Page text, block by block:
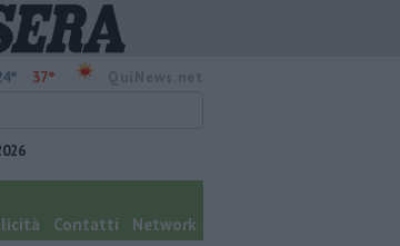
37°
Contatti Network